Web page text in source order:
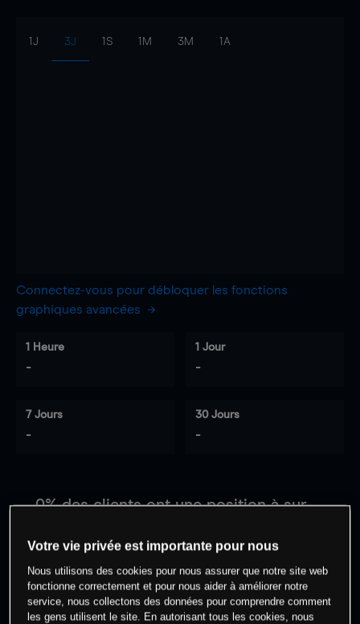
1J 3J 1S 1M 3M 1A
Connectez-vous pour débloquer les fonctions
graphiques avancées
1 Heure
-
1 Jour
-
7 Jours
-
30 Jours
-
0% des clients ont une position àsur
Commencez à trader
Votre vie privée est importante pour nous
Nous utilisons des cookies pour nous assurer que notre site web
fonctionne correctement et pour nous aider à améliorer notre
service, nous collectons des données pour comprendre comment
les gens utilisent le site. En autorisant tous les cookies, nous